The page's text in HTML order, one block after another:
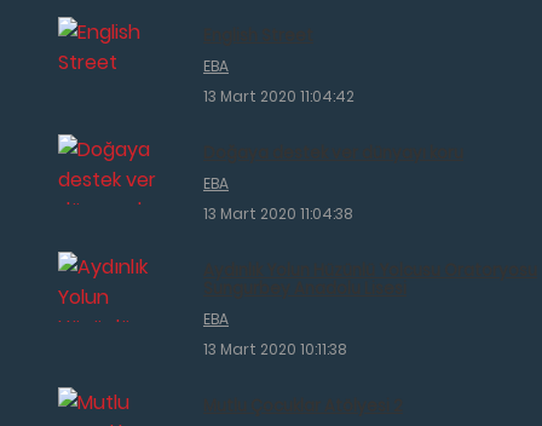
EBA
13 Mart 2020 11:04:42
EBA
13 Mart 2020 11:04:38
EBA
13 Mart 2020 10:11:38